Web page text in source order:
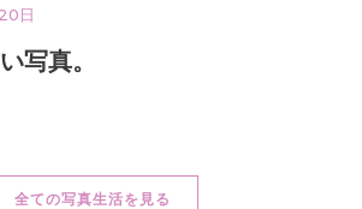
日
写真。
全ての写真生活を見る